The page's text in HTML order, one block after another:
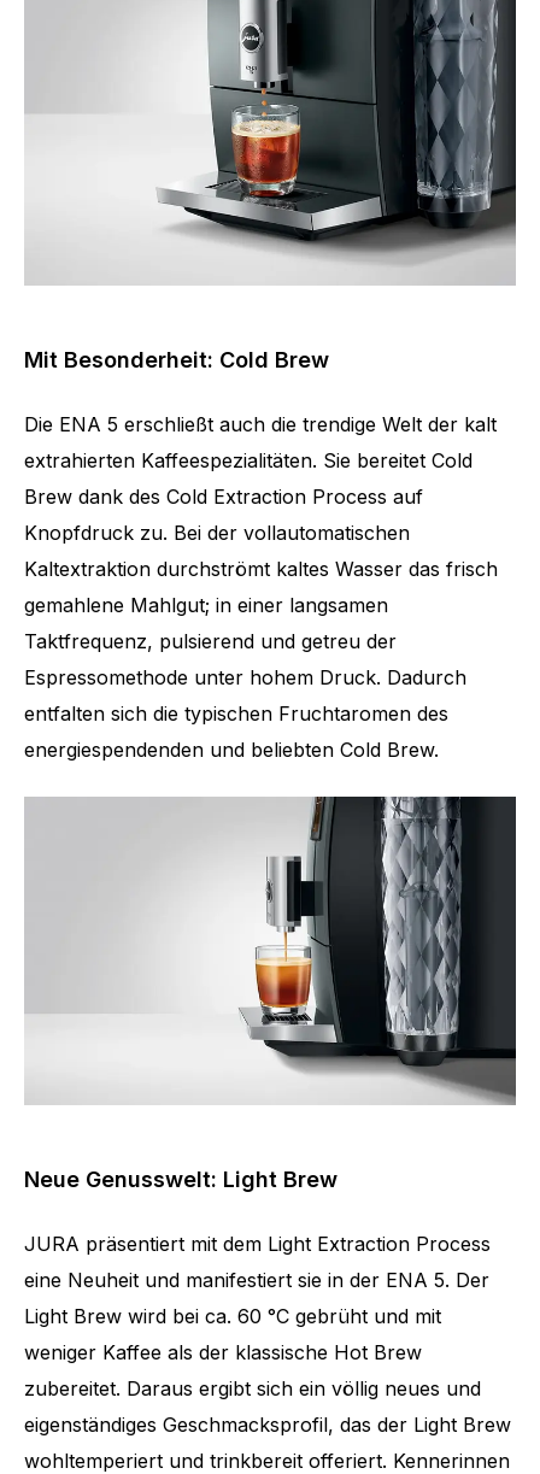
Anzahl Spezialitäten6
Mit Besonderheit: Cold Brew
Die ENA 5 erschließt auch die trendige Welt der kalt
extrahierten Kaffeespezialitäten. Sie bereitet Cold
Brew dank des Cold Extraction Process auf
Knopfdruck zu. Bei der vollautomatischen
Kaltextraktion durchströmt kaltes Wasser das frisch
gemahlene Mahlgut; in einer langsamen
Taktfrequenz, pulsierend und getreu der
Espressomethode unter hohem Druck. Dadurch
entfalten sich die typischen Fruchtaromen des
energiespendenden und beliebten Cold Brew.
Neue Genusswelt: Light Brew
JURA präsentiert mit dem Light Extraction Process
eine Neuheit und manifestiert sie in der ENA 5. Der
Light Brew wird bei ca. 60 °C gebrüht und mit
weniger Kaffee als der klassische Hot Brew
zubereitet. Daraus ergibt sich ein völlig neues und
eigenständiges Geschmacksprofil, das der Light Brew
wohltemperiert und trinkbereit offeriert. Kennerinnen